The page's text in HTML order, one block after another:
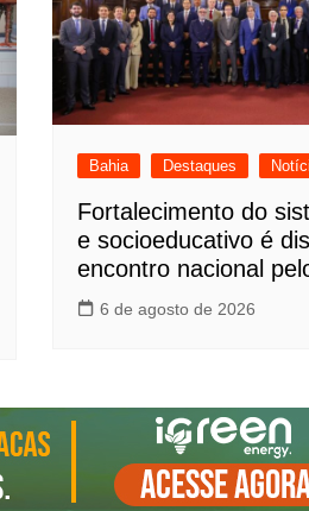
Bahia Destaques
Fortalecimento do
e socioeducativo é
encontro nacional
6 de agosto de 2026